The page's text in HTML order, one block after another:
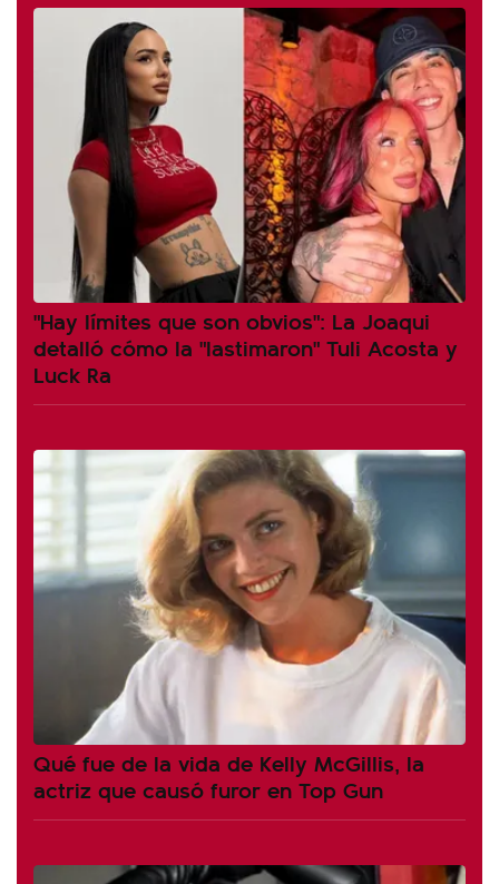
"Hay límites que son obvios": La Joaqui
detalló cómo la "lastimaron" Tuli Acosta y
Luck Ra
Qué fue de la vida de Kelly McGillis, la
actriz que causó furor en Top Gun